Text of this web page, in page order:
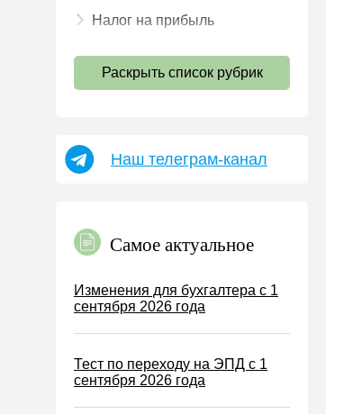
Налог на прибыль
Страховые взносы 2026
УСН
Земельный налог
Налог на рекламу
Торговый сбор
Туристический налог
Раскрыть список рубрик
Наш телеграм-канал
Самое актуальное
Изменения для бухгалтера с 1
сентября 2026 года
Тест по переходу на ЭПД с 1
сентября 2026 года